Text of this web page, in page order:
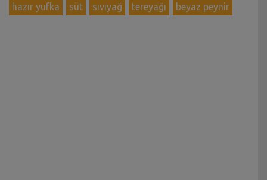
hazır yufka süt sıvıyağ tereyağı beyaz peynir